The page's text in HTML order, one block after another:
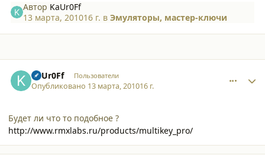
Автор KaUr0Ff
13 марта, 201016 г. вЭмуляторы, мастер-ключи
KaUr0Ff Пользователи
Опубликовано 13 марта, 201016 г.
Будет ли что то подобное ?
http://www.rmxlabs.ru/products/multikey_pro/